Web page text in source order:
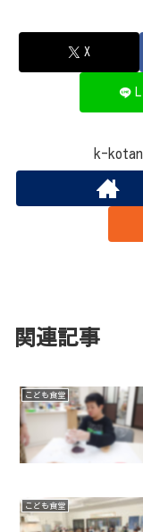
X
k-
関連記事
こども食堂
こども食堂